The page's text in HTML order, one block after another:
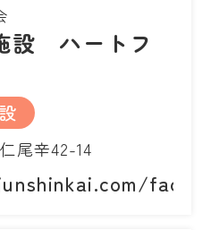
設 ハートフ
尾辛42-14